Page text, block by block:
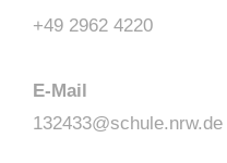
+49 2962 4220
E-Mail
132433@schule.nrw.de